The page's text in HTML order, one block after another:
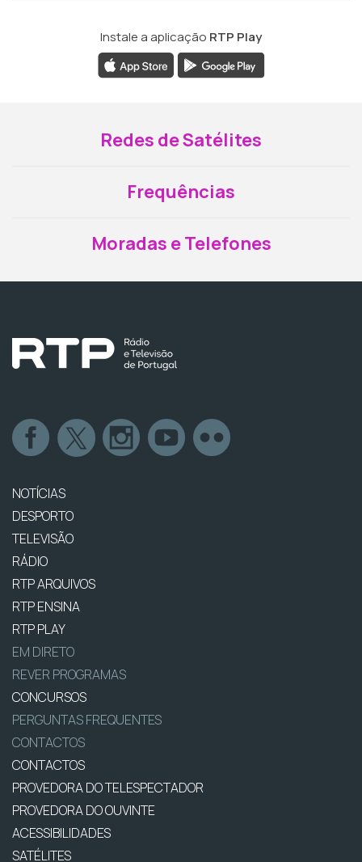
Instale a aplicação RTP Play
Redes de Satélites
Frequências
Moradas e Telefones
NOTÍCIAS
DESPORTO
TELEVISÃO
RÁDIO
RTP ARQUIVOS
RTP ENSINA
RTP PLAY
EM DIRETO
REVER PROGRAMAS
CONCURSOS
PERGUNTAS FREQUENTES
CONTACTOS
CONTACTOS
PROVEDORA DO TELESPECTADOR
PROVEDORA DO OUVINTE
ACESSIBILIDADES
SATÉLITES